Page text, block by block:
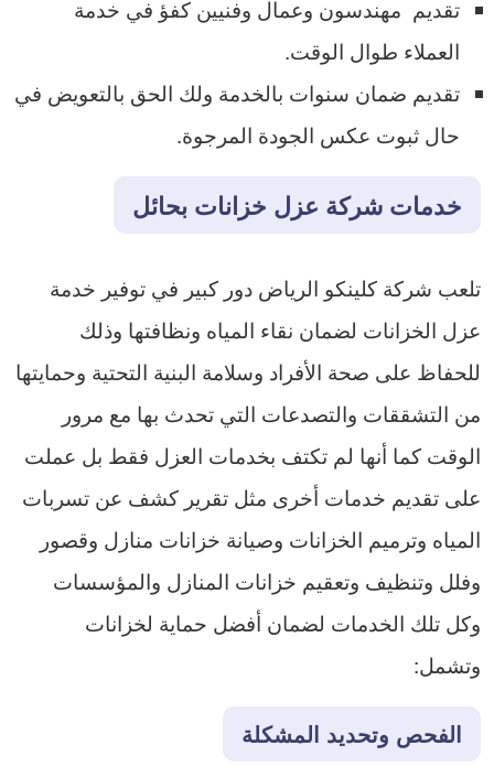
تقديم مهندسون وعمال وفنيين كفؤ في خدمة
العملاء طوال الوقت.
تقديم ضمان سنوات بالخدمة ولك الحق بالتعويض في
حال ثبوت عكس الجودة المرجوة.
خدمات شركة عزل خزانات بحائل
تلعب شركة كلينكو الرياض دور كبير في توفير خدمة
عزل الخزانات لضمان نقاء المياه ونظافتها وذلك
للحفاظ على صحة الأفراد وسلامة البنية التحتية وحمايتها
من التشققات والتصدعات التي تحدث بها مع مرور
الوقت كما أنها لم تكتف بخدمات العزل فقط بل عملت
على تقديم خدمات أخرى مثل تقرير كشف عن تسربات
المياه وترميم الخزانات وصيانة خزانات منازل وقصور
وفلل وتنظيف وتعقيم خزانات المنازل والمؤسسات
وكل تلك الخدمات لضمان أفضل حماية لخزانات
وتشمل:
​الفحص وتحديد المشكلة